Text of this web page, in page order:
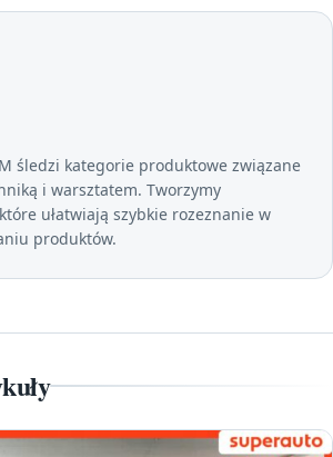
śledzi kategorie produktowe związane
i warsztatem. Tworzymy
ułatwiają szybkie rozeznanie w
produktów.